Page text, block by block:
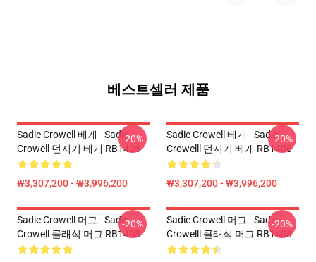
베스트셀러 제품
Sadie Crowell 베개 - Sadie
Crowell 던지기 베개 RB1408
₩3,307,200 - ₩3,996,200
-20%
Sadie Crowell 베개 - Sadie
Crowelll 던지기 베개 RB1408
₩3,307,200 - ₩3,996,200
-20%
Sadie Crowell 머그 - Sadie
Crowell 클래식 머그 RB1408
-20%
Sadie Crowell 머그 - Sadie
Crowelll 클래식 머그 RB1408
-20%